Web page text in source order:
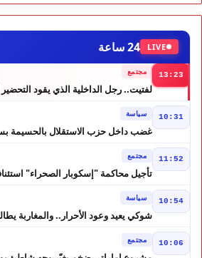
LIVE 24 ساعة
13:23 مجتمع
10:31 سياسة
غضب داخل حزب الاستقلال بالحسيمة
11:52 مجتمع
تأجيل محاكمة "إسكوبار الصحراء"
10:54 سياسة
شوكي يعيد وعود الأحرار.. والمغاربة
10:06 مجتمع